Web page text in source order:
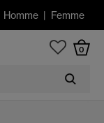
Homme| Femme
0